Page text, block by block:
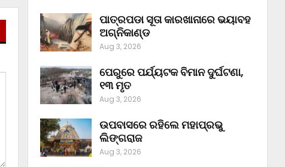
ପାତ୍ରପଡା ସୂତା କାରଖାନାରେ ଭୟାବହ
ଅଗ୍ନିକାଣ୍ଡ
Aug 3, 2026
ପେରୁରେ ପର୍ଯ୍ୟଟକ ବିମାନ ଦୁର୍ଘଟଣା,
୧୩ ମୃତ
Aug 3, 2026
ଉପବାସରେ ରହିଲେ ମହାପ୍ରଭୁ
ଲିଙ୍ଗରାଜ
Aug 3, 2026